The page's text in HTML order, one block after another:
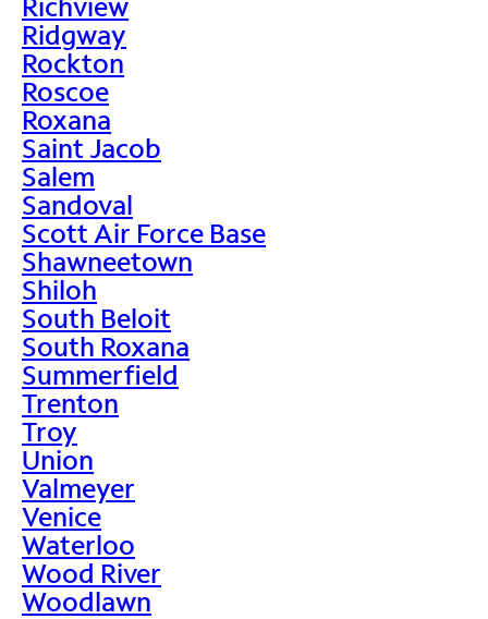
Ridgway
Rockton
Roscoe
Roxana
Saint Jacob
Salem
Sandoval
Scott Air Force Base
Shawneetown
Shiloh
South Beloit
South Roxana
Summerfield
Trenton
Troy
Union
Valmeyer
Venice
Waterloo
Wood River
Woodlawn